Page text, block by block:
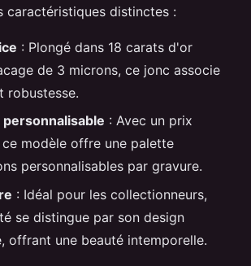
caractéristiques distinctes :
: Plongé dans 18 carats d'or
de 3 microns, ce jonc associe
robustesse.
: Avec un prix
modèle offre une palette
personnalisables par gravure.
: Idéal pour les collectionneurs,
se distingue par son design
offrant une beauté intemporelle.